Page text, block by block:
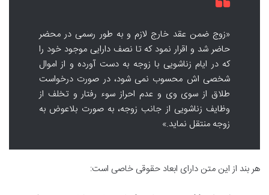
«زوج ضمن عقد خارج لازم و به طور رسمی در محضر
حاضر شد و اقرار نمود که تا نصف دارایی موجود خود را
که در ایام زناشویی با زوجه به دست آورده و از اموال
شخصی اش محسوب نمی شود، در صورت درخواست
طلاق از سوی وی و عدم احراز سوء رفتار و تخلف از
وظایف زناشویی از جانب زوجه، به صورت بلاعوض به
زوجه منتقل نماید.»
هر بند از این متن دارای ابعاد حقوقی خاصی است: